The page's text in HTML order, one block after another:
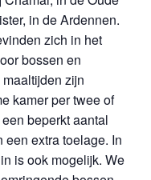
in de Ardennen.
zich in het
bossen en
zijn
kamer per twee of
beperkt aantal
extra toelage. In
is ook mogelijk. We